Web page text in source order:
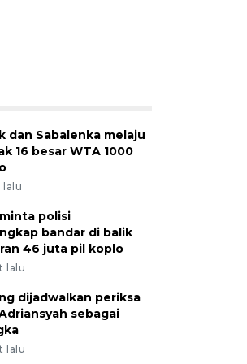
dan Sabalenka melaju
16 besar WTA 1000
lalu
minta polisi
bandar di balik
46 juta pil koplo
lalu
dijadwalkan periksa
sebagai
lalu